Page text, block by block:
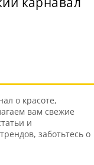
о красоте,
вам свежие
и
заботьтесь о